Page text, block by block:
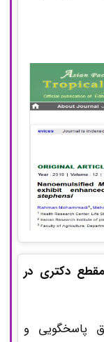
دکتری در
پاسخگویی و